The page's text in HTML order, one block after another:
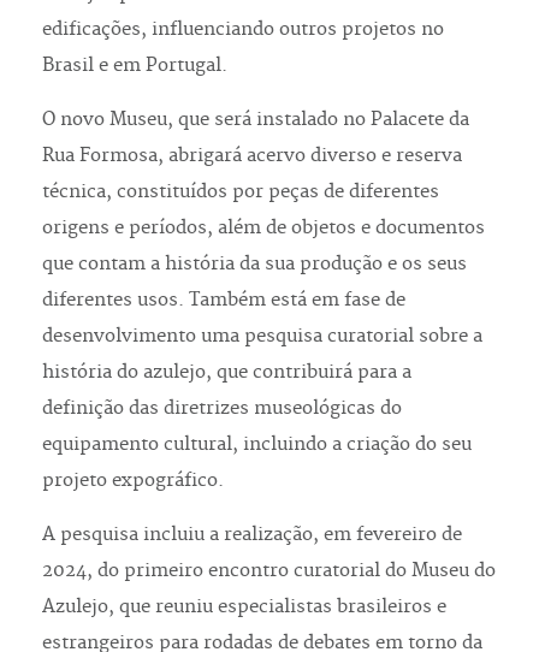
edificações, influenciando outros projetos no
Brasil e em Portugal.
O novo Museu, que será instalado no Palacete da
Rua Formosa, abrigará acervo diverso e reserva
técnica, constituídos por peças de diferentes
origens e períodos, além de objetos e documentos
que contam a história da sua produção e os seus
diferentes usos. Também está em fase de
desenvolvimento uma pesquisa curatorial sobre a
história do azulejo, que contribuirá para a
definição das diretrizes museológicas do
equipamento cultural, incluindo a criação do seu
projeto expográfico.
A pesquisa incluiu a realização, em fevereiro de
2024, do primeiro encontro curatorial do Museu do
Azulejo, que reuniu especialistas brasileiros e
estrangeiros para rodadas de debates em torno da